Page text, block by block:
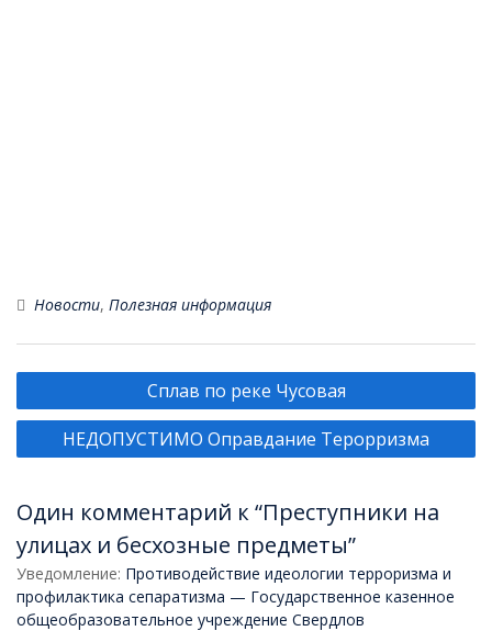
Новости, Полезная информация
Навигация
по
записям
Сплав по реке Чусовая
НЕДОПУСТИМО Оправдание Терорризма
Один комментарий к “Преступники на
улицах и бесхозные предметы”
Уведомление: Противодействие идеологии терроризма и
профилактика сепаратизма — Государственное казенное
общеобразовательное учреждение Свердлов